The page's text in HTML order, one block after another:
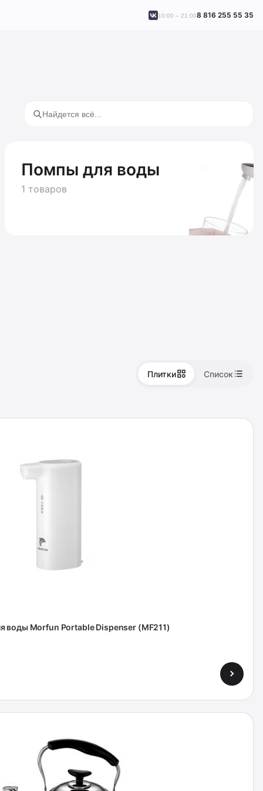
10:00 – 21:008 816 255 55 35
Помпы для воды
1 товаров
Плитки Список
воды Morfun Portable Dispenser (MF211)